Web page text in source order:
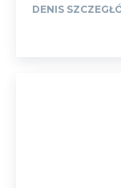
DENIS